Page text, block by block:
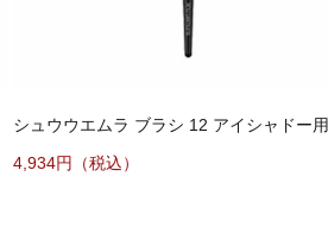
シュウウエムラ ブラシ 12 アイシャドー用
4,934円（税込）